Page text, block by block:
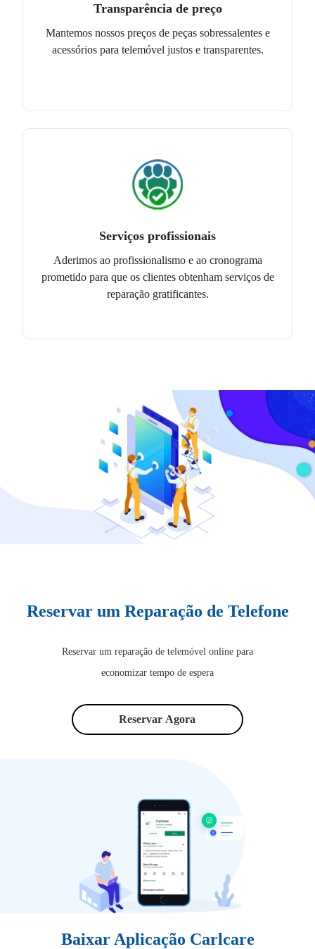
Transparência de preço
Mantemos nossos preços de peças sobressalentes e
acessórios para telemóvel justos e transparentes.
Serviços profissionais
Aderimos ao profissionalismo e ao cronograma
prometido para que os clientes obtenham serviços de
reparação gratificantes.
Reservar um Reparação de Telefone
Reservar um reparação de telemóvel online para
economizar tempo de espera
Reservar Agora
Baixar Aplicação Carlcare